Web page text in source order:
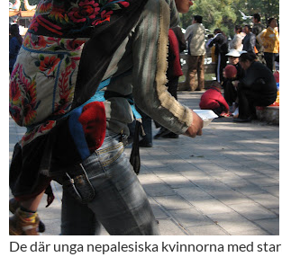
De där unga nepalesiska kvinnorna med